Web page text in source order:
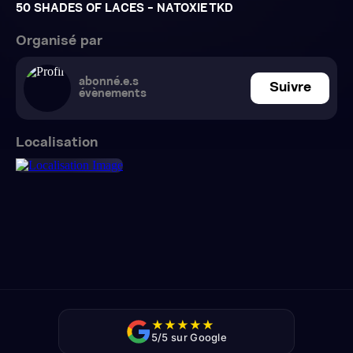
Organisé par
abonné.e.s
évènements
Suivre
Localisation
★★★★★
5/5 sur Google